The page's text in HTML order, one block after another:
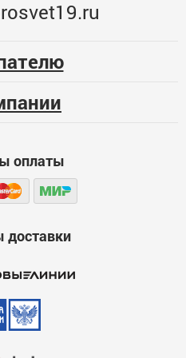
Меньше месяца
Больше года
оплаты
доставки